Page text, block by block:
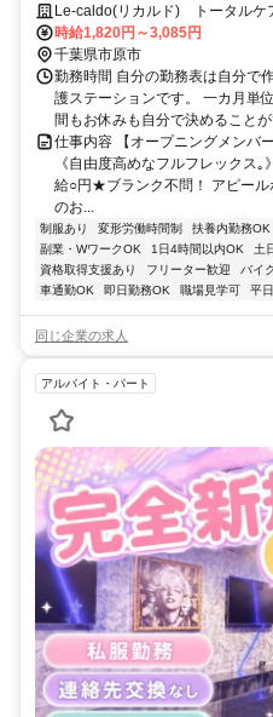
活躍中★ブランク不問！
Le-caldo(リカルド) トータルケ
時給1,820円～3,085円
千葉県市原市
勤務時間 自分の勤務表は自分で
護ステーションです。 一カ月単
間もお休みも自分で決めること
仕事内容 【オープニングメンバ
《自由度高めなフルフレック
給○円★ブランク不問！ アピー
のお...
制服あり 変形労働時間制 扶養内勤務OK
副業・WワークOK
1日4時間以内OK 土
資格取得支援あり
フリーター歓迎 バイ
車通勤OK
即日勤務OK 職場見学可 平
同じ企業の求人
アルバイト・パート